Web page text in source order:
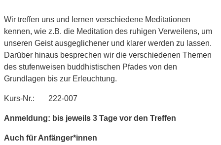
Wir treffen uns und lernen verschiedene Meditationen
kennen, wie z.B. die Meditation des ruhigen Verweilens, um
unseren Geist ausgeglichener und klarer werden zu lassen.
Darüber hinaus besprechen wir die verschiedenen Themen
des stufenweisen buddhistischen Pfades von den
Grundlagen bis zur Erleuchtung.
Kurs-Nr.: 222-007
Anmeldung: bis jeweils 3 Tage vor den Treffen
Auch für Anfänger*innen